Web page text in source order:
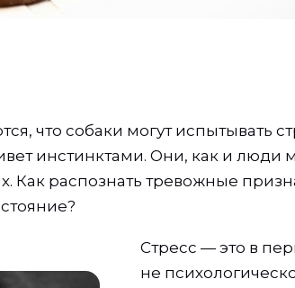
что собаки могут испытывать
инстинктами. Они, как и люди
Как распознать тревожные
Стресс — это в
не